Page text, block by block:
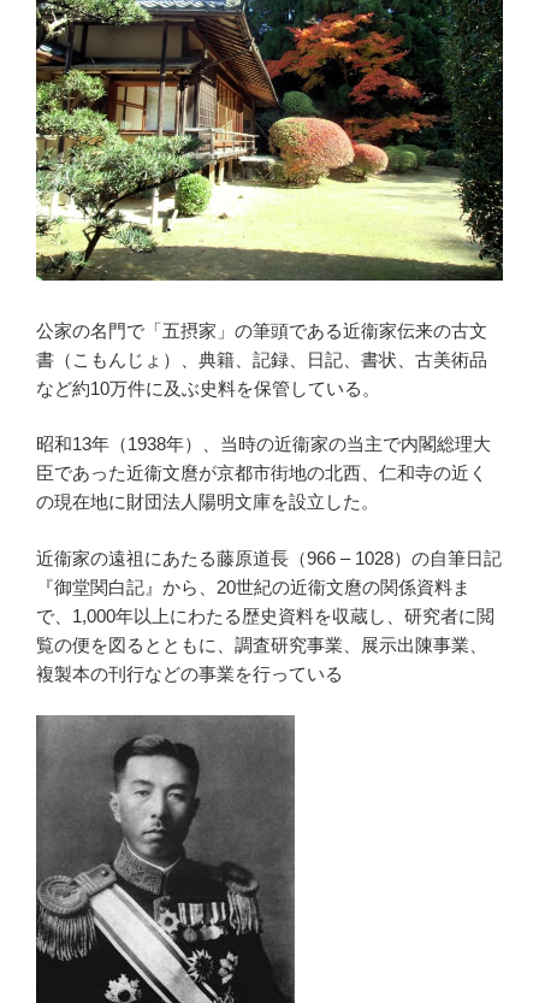
公家の名門で「五摂家」の筆頭である近衞家伝来の古文
書（こもんじょ）、典籍、記録、日記、書状、古美術品
など約10万件に及ぶ史料を保管している。
昭和13年（1938年）、当時の近衞家の当主で内閣総理大
臣であった近衞文麿が京都市街地の北西、仁和寺の近く
の現在地に財団法人陽明文庫を設立した。
近衞家の遠祖にあたる藤原道長（966 – 1028）の自筆日記
『御堂関白記』から、20世紀の近衞文麿の関係資料ま
で、1,000年以上にわたる歴史資料を収蔵し、研究者に閲
覧の便を図るとともに、調査研究事業、展示出陳事業、
複製本の刊行などの事業を行っている